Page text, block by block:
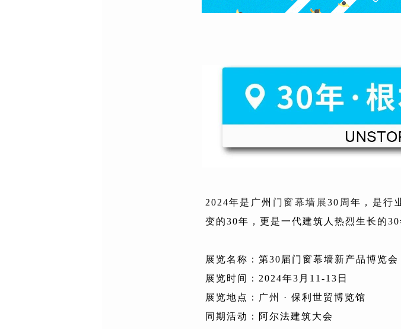
2024年是广州 门窗幕墙展30周年，是行
变的30年，更是一代建筑人热烈生长的
展览名称：第30届门窗幕墙新产品博览会
展览时间：2024年3月11-13日
展览地点：广州 · 保利世贸博览馆
同期活动：阿尔法建筑大会